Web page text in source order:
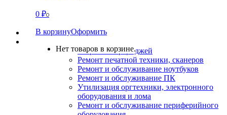
0 ₽0
В корзинуОформить
Нет товаров в корзине.
СВЯЗАТЬСЯ
О нас
Заправка картриджей
Ремонт печатной техники, сканеров
Ремонт и обслуживание ноутбуков
Ремонт и обслуживание ПК
Утилизация оргтехники, электронного
оборудования и лома
Ремонт и обслуживание периферийного